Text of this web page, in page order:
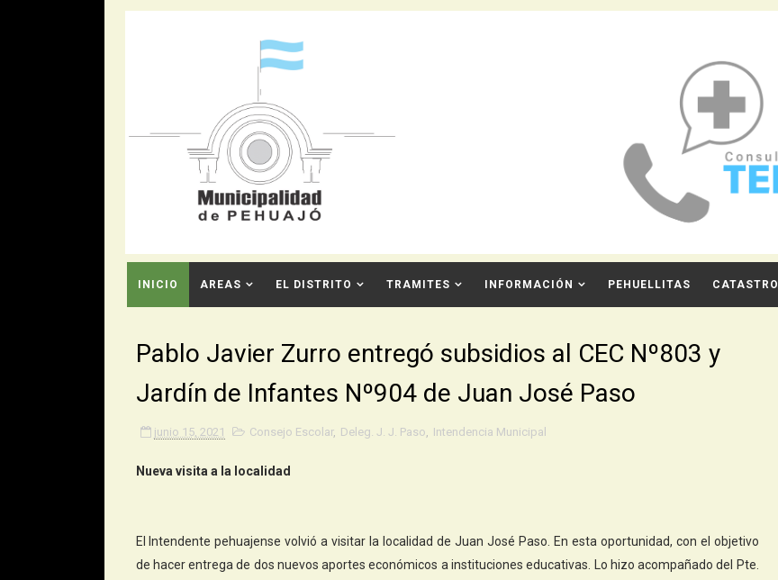
INICIO AREAS EL DISTRITO TRAMITES INFORMACIÓN PEHUELLITAS CATASTRO
Pablo Javier Zurro entregó subsidios al CEC Nº803 y
Jardín de Infantes Nº904 de Juan José Paso
junio 15, 2021 Consejo Escolar, Deleg. J. J. Paso, Intendencia Municipal
Nueva visita a la localidad
El Intendente pehuajense volvió a visitar la localidad de Juan José Paso. En esta oportunidad, con el objetivo
de hacer entrega de dos nuevos aportes económicos a instituciones educativas. Lo hizo acompañado del Pte.